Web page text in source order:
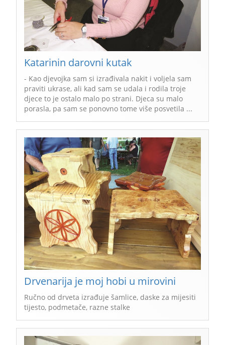
Katarinin darovni kutak
- Kao djevojka sam si izrađivala nakit i voljela sam
praviti ukrase, ali kad sam se udala i rodila troje
djece to je ostalo malo po strani. Djeca su malo
porasla, pa sam se ponovno tome više posvetila ...
Drvenarija je moj hobi u mirovini
Ručno od drveta izrađuje šamlice, daske za mijesiti
tijesto, podmetače, razne stalke